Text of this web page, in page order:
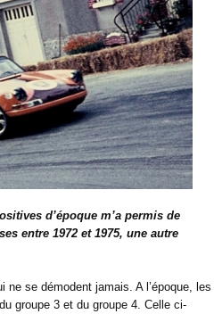
d’époque m’a permis de
entre 1972 et 1975, une autre
se démodent jamais. A l’époque, les
groupe 3 et du groupe 4. Celle ci-